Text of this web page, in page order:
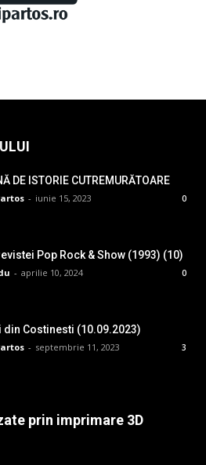
DE ISTORIE CUTREMURĂTOARE
- iunie 15, 2023 0
Pop Rock & Show (1993) (10)
- aprilie 10, 2024 0
Costinesti (10.09.2023)
- septembrie 11, 2023 3
prin imprimare 3D